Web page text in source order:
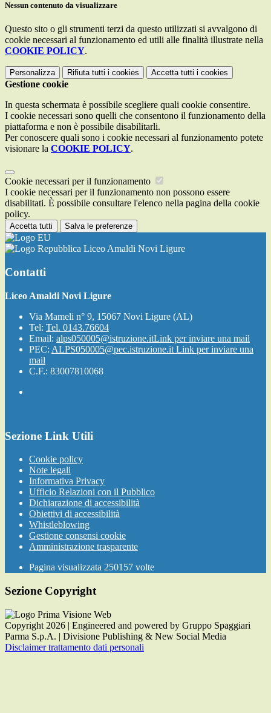
Nessun contenuto da visualizzare
Questo sito o gli strumenti terzi da questo utilizzati si avvalgono di
cookie necessari al funzionamento ed utili alle finalità illustrate nella
COOKIE POLICY.
Personalizza Rifiuta tutti i cookies Accetta tutti i cookies
Gestione cookie
In questa schermata è possibile scegliere quali cookie consentire.
I cookie necessari sono quelli che consentono il funzionamento della
piattaforma e non è possibile disabilitarli.
Per conoscere quali sono i cookie necessari al funzionamento potete
visionare la COOKIE POLICY.
Cookie necessari per il funzionamento
I cookie necessari per il funzionamento non possono essere
disabilitati. È possibile consultare l'elenco nella pagina della cookie
policy.
Accetta tutti Salva le preferenze
Liceo Amaldi Novi Ligure
Contatti
Liceo Amaldi Novi Ligure
Via Mameli n° 9, 15067 Novi Ligure (AL)
Tel: Tel. 0143.76604
Email: alps050005@istruzione.itLink per inviare una mail
PEC: ALPS050005@pec.istruzione.it Link per inviare una
mail
C.F.: 83007810068
Sezione Link Utili
Cookie policy
Note legali
Informativa Privacy
Ufficio Relazioni con il Pubblico
Dichiarazione di accessibilità
Obiettivi di accessibilità
Whistleblowing
Gestione consensi cookie
Amministrazione trasparente
Pagina visualizzata 250157 volte
Sezione Copyright
Copyright 2026 | Engineered and powered by Gruppo Spaggiari
Parma S.p.A. | Divisione Publishing & New Social Media
Disclaimer trattamento dati personali